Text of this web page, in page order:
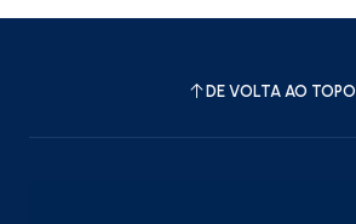
DE VOLTA AO TOPO